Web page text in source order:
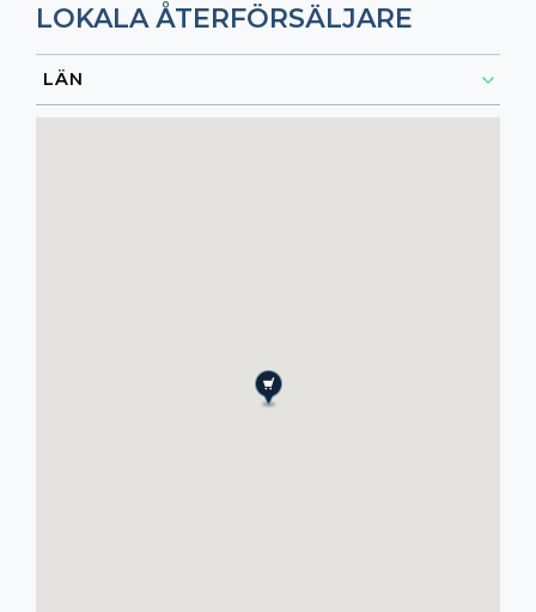
LOKALA ÅTERFÖRSÄLJARE